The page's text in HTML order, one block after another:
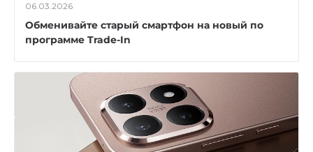
06.03.2026
Обменивайте старый смартфон на новый по
программе Trade-In